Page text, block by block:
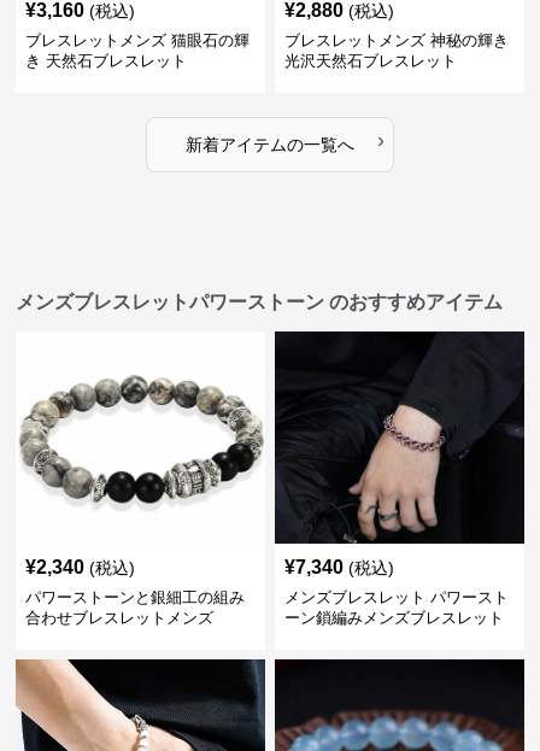
¥3,160 (税込)
ブレスレットメンズ 猫眼石の輝
き 天然石ブレスレット
¥2,880 (税込)
ブレスレットメンズ 神秘の輝き
光沢天然石ブレスレット
新着アイテムの一覧へ ›
メンズブレスレットパワーストーン のおすすめアイテム
¥2,340 (税込)
パワーストーンと銀細工の組み
合わせブレスレットメンズ
¥7,340 (税込)
メンズブレスレット パワースト
ーン鎖編みメンズブレスレット